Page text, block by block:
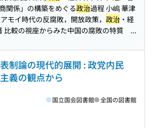
関係」の構築をめぐる政治過程 小嶋 華津
モイ時代の反腐敗，開放政策， 政治 ・経
比較の視座からみた中国の腐敗の特質 ...
制論の現代的展開 : 政党内民
義の観点から
国立国会図書館 全国の図書館